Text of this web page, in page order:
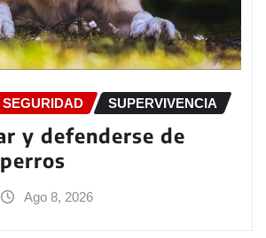
SEGURIDAD SUPERVIVENCIA
y defenderse de
Ago 8, 2026